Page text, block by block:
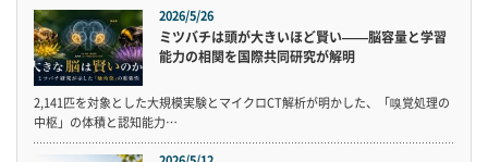
2026/5/26
ミツバチは頭が大きいほど賢い——脳容量と学習
能力の相関を国際共同研究が解明
2,141匹を対象とした大規模実験とマイクロCT解析が明かした、「嗅覚処理の
中枢」の体積と認知能力…